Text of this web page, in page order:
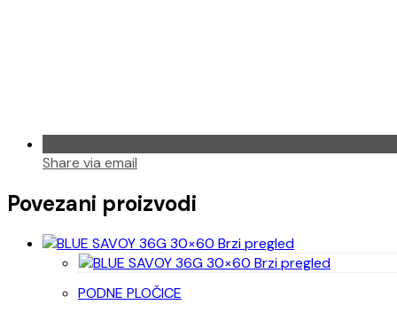
Share via email
Povezani proizvodi
Brzi pregled
Brzi pregled
PODNE PLOČICE